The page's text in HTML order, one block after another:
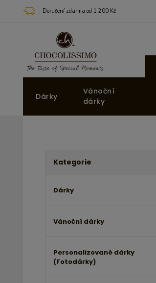
Doručení zdarma od 1 200 Kč
Dárky
Vánoční
dárky
Kategorie
Dárky
Vánoční dárky
Personalizované dárky
(Fotodárky)